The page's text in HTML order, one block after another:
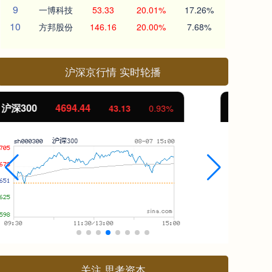
9 一博科技 53.33 20.01% 17.26%
10 方邦股份 146.16 20.00% 7.68%
沪深京行情 实时轮播
北证50 1134.24 11.37 1.01%